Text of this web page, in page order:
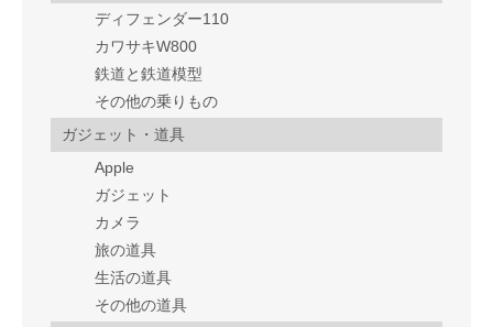
ディフェンダー110
カワサキW800
鉄道と鉄道模型
その他の乗りもの
ガジェット・道具
Apple
ガジェット
カメラ
旅の道具
生活の道具
その他の道具